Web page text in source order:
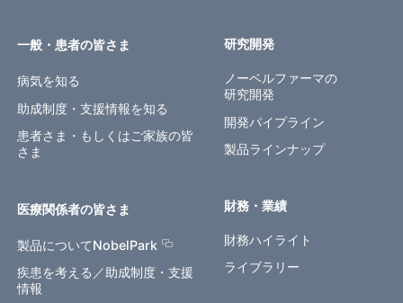
一般・患者の皆さま
病気を知る
助成制度・支援情報を知る
患者さま・もしくはご家族の皆
さま
医療関係者の皆さま
製品についてNobelPark
疾患を考える／助成制度・支援
情報
研究開発
ノーベルファーマの
研究開発
開発パイプライン
製品ラインナップ
財務・業績
財務ハイライト
ライブラリー